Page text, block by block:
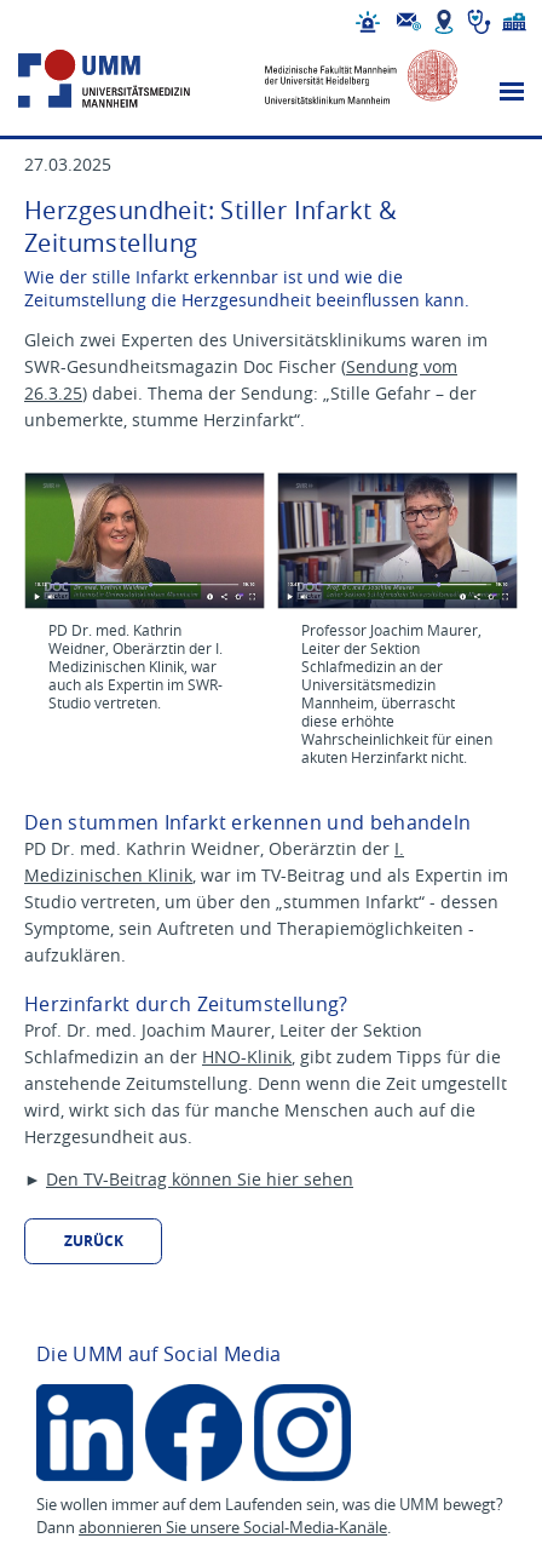
27.03.2025
Herzgesundheit: Stiller Infarkt &
Zeitumstellung
Wie der stille Infarkt erkennbar ist und wie die
Zeitumstellung die Herzgesundheit beeinflussen kann.
Gleich zwei Experten des Universitätsklinikums waren im
SWR-Gesundheitsmagazin Doc Fischer (Sendung vom
26.3.25) dabei. Thema der Sendung: „Stille Gefahr – der
unbemerkte, stumme Herzinfarkt“.
PD Dr. med. Kathrin
Weidner, Oberärztin der I.
Medizinischen Klinik, war
auch als Expertin im SWR-
Studio vertreten.
Professor Joachim Maurer,
Leiter der Sektion
Schlafmedizin an der
Universitätsmedizin
Mannheim, überrascht
diese erhöhte
Wahrscheinlichkeit für einen
akuten Herzinfarkt nicht.
Den stummen Infarkt erkennen und behandeln
PD Dr. med. Kathrin Weidner, Oberärztin der I.
Medizinischen Klinik, war im TV-Beitrag und als Expertin im
Studio vertreten, um über den „stummen Infarkt“ - dessen
Symptome, sein Auftreten und Therapiemöglichkeiten -
aufzuklären.
Herzinfarkt durch Zeitumstellung?
Prof. Dr. med. Joachim Maurer, Leiter der Sektion
Schlafmedizin an der HNO-Klinik, gibt zudem Tipps für die
anstehende Zeitumstellung. Denn wenn die Zeit umgestellt
wird, wirkt sich das für manche Menschen auch auf die
Herzgesundheit aus.
► Den TV-Beitrag können Sie hier sehen
ZURÜCK
Die UMM auf Social Media
Sie wollen immer auf dem Laufenden sein, was die UMM bewegt?
Dann abonnieren Sie unsere Social-Media-Kanäle.